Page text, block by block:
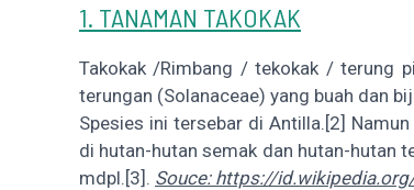
1. TANAMAN TAKOKAK
Takokak /Rimbang / tekokak / terung
terungan (Solanaceae) yang buah dan
Spesies ini tersebar di Antilla.[2]
di hutan-hutan semak dan hutan-hutan
mdpl.[3]. Souce: https://